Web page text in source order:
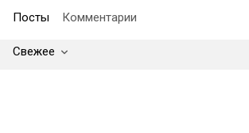
Посты Комментарии
Свежее